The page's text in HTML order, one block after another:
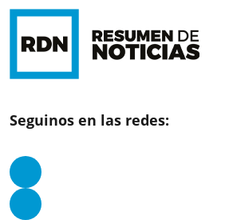
Seguinos en las redes: